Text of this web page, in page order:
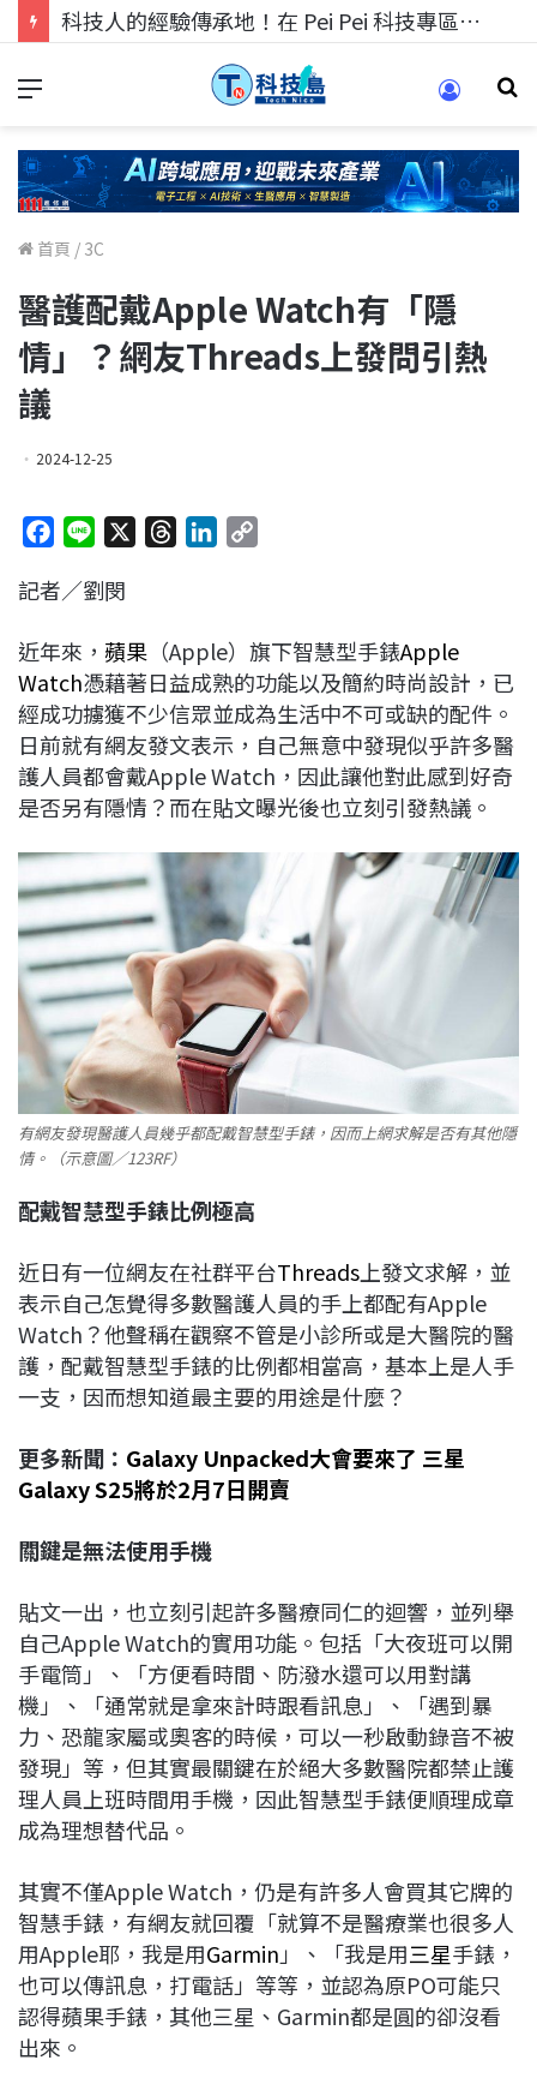
科技人的經驗傳承地！在 Pei Pei 科技專區，與學弟妹交流最硬核的技術
首頁 / 3C
醫護配戴Apple Watch有「隱
情」？網友Threads上發問引熱
議
2024-12-25
c
b
o
o
k
n
a
d
s
e
d
I
n
L
i
n
k
記者／劉閔
近年來， 蘋果 （Apple）旗下智慧型手錶Apple
Watch憑藉著日益成熟的功能以及簡約時尚設計，已
經成功擄獲不少信眾並成為生活中不可或缺的配件。
日前就有網友發文表示，自己無意中發現似乎許多醫
護人員都會戴Apple Watch，因此讓他對此感到好奇
是否另有隱情？而在貼文曝光後也立刻引發熱議。
有網友發現醫護人員幾乎都配戴智慧型手錶，因而上網求解是否有其他隱
情。（示意圖／123RF）
配戴智慧型手錶比例極高
近日有一位網友在社群平台Threads 上發文求解，並
表示自己怎覺得多數醫護人員的手上都配有Apple
Watch？他聲稱在觀察不管是小診所或是大醫院的醫
護，配戴智慧型手錶的比例都相當高，基本上是人手
一支，因而想知道最主要的用途是什麼？
更多新聞： Galaxy Unpacked大會要來了 三星
Galaxy S25將於2月7日開賣
關鍵是無法使用手機
貼文一出，也立刻引起許多醫療同仁的迴響，並列舉
自己Apple Watch的實用功能。包括「大夜班可以開
手電筒」、「方便看時間、防潑水還可以用對講
機」、「通常就是拿來計時跟看訊息」、「遇到暴
力、恐龍家屬或奧客的時候，可以一秒啟動錄音不被
發現」等，但其實最關鍵在於絕大多數醫院都禁止護
理人員上班時間用手機，因此智慧型手錶便順理成章
成為理想替代品。
其實不僅Apple Watch，仍是有許多人會買其它牌的
智慧手錶，有網友就回覆「就算不是醫療業也很多人
用Apple耶，我是用Garmin 」、「我是用三星手錶，
也可以傳訊息，打電話」等等，並認為原PO可能只
認得蘋果手錶，其他三星、Garmin都是圓的卻沒看
出來。